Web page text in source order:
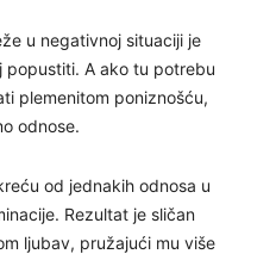
u negativnoj situaciji je
popustiti. A ako tu potrebu
plemenitom poniznošću,
odnose.
od jednakih odnosa u
Rezultat je sličan
ljubav, pružajući mu više